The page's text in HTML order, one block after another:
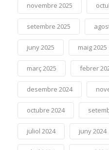
novembre 2025
setembre 2025
juny 2025 maig 2025
març 2025 febrer
desembre 2024
octubre 2024
juliol 2024 juny 2024